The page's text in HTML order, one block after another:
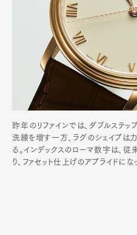
昨年のリファインでは、ダブルステッ
洗練を増す一方、ラグのシェイプは
る。インデックスのローマ数字は、
り、ファセット仕上げのアプライドになっ